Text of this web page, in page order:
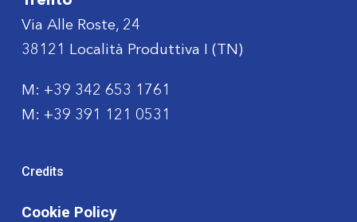
Via Alle Roste, 24
38121 Località Produttiva I (TN)
M: +39 342 653 1761
M: +39 391 121 0531
Credits
Cookie Policy